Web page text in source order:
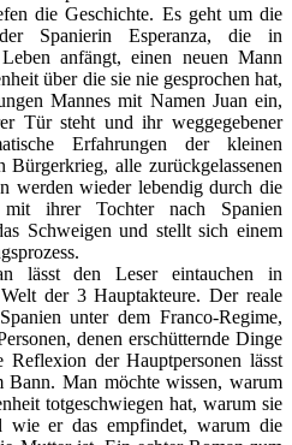
die Geschichte. Es geht um die
der Spanierin Esperanza, die in
anfängt, einen neuen Mann
über die sie nie gesprochen hat,
Mannes mit Namen Juan ein,
Tür steht und ihr weggegebener
Erfahrungen der kleinen
Bürgerkrieg, alle zurückgelassenen
werden wieder lebendig durch die
ihrer Tochter nach Spanien
Schweigen und stellt sich einem
lässt den Leser eintauchen in
der 3 Hauptakteure. Der reale
unter dem Franco-Regime,
denen erschütternde Dinge
Reflexion der Hauptpersonen lässt
Bann. Man möchte wissen, warum
totgeschwiegen hat, warum sie
wie er das empfindet, warum die